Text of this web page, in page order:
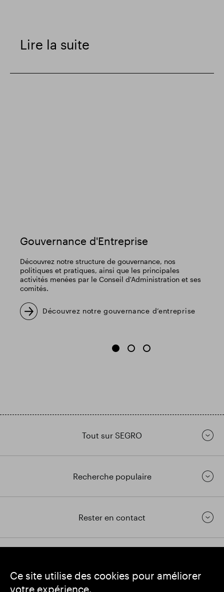
Ce site utilise des cookies pour améliorer
votre expérience.
Lire la suite
Gouvernance d'Entreprise
Découvrez notre structure de gouvernance, nos
politiques et pratiques, ainsi que les principales
activités menées par le Conseil d'Administration et ses
comités.
Découvrez notre gouvernance d’entreprise
Tout sur SEGRO
Recherche populaire
Rester en contact
SEGRO